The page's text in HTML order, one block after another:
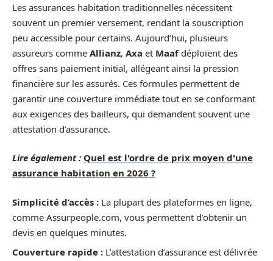
Les assurances habitation traditionnelles nécessitent
souvent un premier versement, rendant la souscription
peu accessible pour certains. Aujourd’hui, plusieurs
assureurs comme Allianz, Axa et Maafdéploient des
offres sans paiement initial, allégeant ainsi la pression
financière sur les assurés. Ces formules permettent de
garantir une couverture immédiate tout en se conformant
aux exigences des bailleurs, qui demandent souvent une
attestation d’assurance.
Lire également : Quel est l'ordre de prix moyen d'une
assurance habitation en 2026 ?
Simplicité d’accès : La plupart des plateformes en ligne,
comme Assurpeople.com, vous permettent d’obtenir un
devis en quelques minutes.
Couverture rapide : L’attestation d’assurance est délivrée